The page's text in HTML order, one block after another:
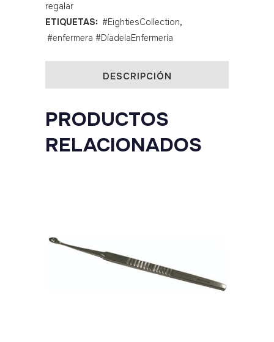
Collection
quantity
regalar
ETIQUETAS: #EightiesCollection,
#enfermera #DíadelaEnfermería
DESCRIPCIÓN
PRODUCTOS
RELACIONADOS